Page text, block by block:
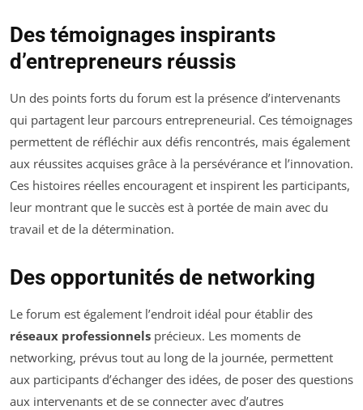
Des témoignages inspirants
d’entrepreneurs réussis
Un des points forts du forum est la présence d’intervenants
qui partagent leur parcours entrepreneurial. Ces témoignages
permettent de réfléchir aux défis rencontrés, mais également
aux réussites acquises grâce à la persévérance et l’innovation.
Ces histoires réelles encouragent et inspirent les participants,
leur montrant que le succès est à portée de main avec du
travail et de la détermination.
Des opportunités de networking
Le forum est également l’endroit idéal pour établir des
réseaux professionnels précieux. Les moments de
networking, prévus tout au long de la journée, permettent
aux participants d’échanger des idées, de poser des questions
aux intervenants et de se connecter avec d’autres